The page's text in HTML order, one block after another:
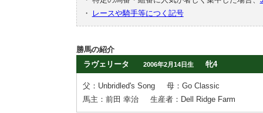
・
レースや騎手等につく記号
勝馬の紹介
ラヴェリータ
2006年2月14日生 牝4
父：Unbridled's Song
母：Go Classic
馬主：前田 幸治
生産者：Dell Ridge Farm